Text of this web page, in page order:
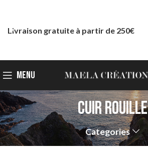
MENU
cuir rouille
Categories
Livraison gratuite à partir de 250€